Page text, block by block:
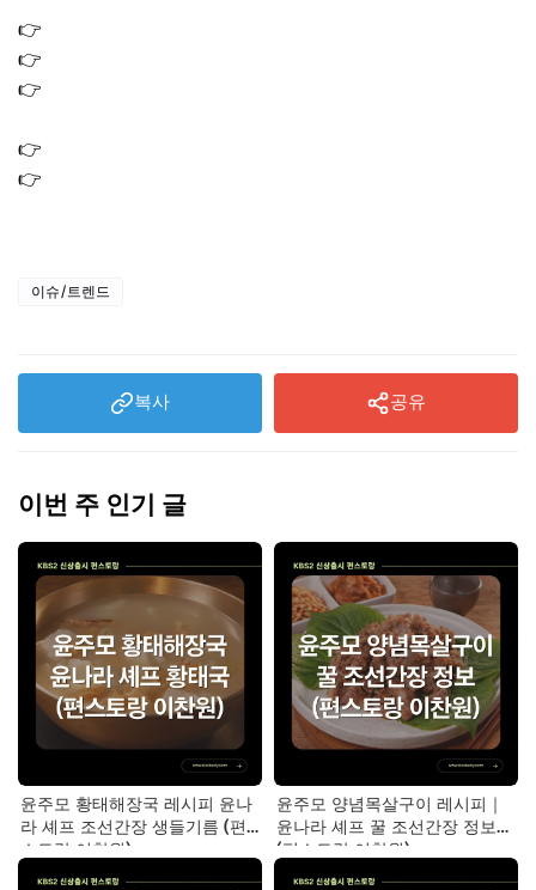
👉
👉
👉
👉
👉
이슈/트렌드
복사 공유
이번 주 인기 글
윤주모 황태해장국 레시피 윤나
라 셰프 조선간장 생들기름 (편
스토랑 이찬원)
윤주모 양념목살구이 레시피｜
윤나라 셰프 꿀 조선간장 정보
(편스토랑 이찬원)